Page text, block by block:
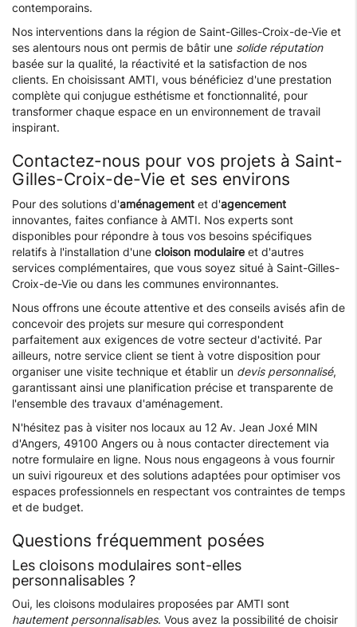
contemporains.
Nos interventions dans la région de Saint-Gilles-Croix-de-Vie et
ses alentours nous ont permis de bâtir une solide réputation
basée sur la qualité, la réactivité et la satisfaction de nos
clients. En choisissant AMTI, vous bénéficiez d'une prestation
complète qui conjugue esthétisme et fonctionnalité, pour
transformer chaque espace en un environnement de travail
inspirant.
Contactez-nous pour vos projets à Saint-
Gilles-Croix-de-Vie et ses environs
Pour des solutions d'aménagement et d'agencement
innovantes, faites confiance à AMTI. Nos experts sont
disponibles pour répondre à tous vos besoins spécifiques
relatifs à l'installation d'une cloison modulaire et d'autres
services complémentaires, que vous soyez situé à Saint-Gilles-
Croix-de-Vie ou dans les communes environnantes.
Nous offrons une écoute attentive et des conseils avisés afin de
concevoir des projets sur mesure qui correspondent
parfaitement aux exigences de votre secteur d'activité. Par
ailleurs, notre service client se tient à votre disposition pour
organiser une visite technique et établir un devis personnalisé,
garantissant ainsi une planification précise et transparente de
l'ensemble des travaux d'aménagement.
N'hésitez pas à visiter nos locaux au 12 Av. Jean Joxé MIN
d'Angers, 49100 Angers ou à nous contacter directement via
notre formulaire en ligne. Nous nous engageons à vous fournir
un suivi rigoureux et des solutions adaptées pour optimiser vos
espaces professionnels en respectant vos contraintes de temps
et de budget.
Questions fréquemment posées
Les cloisons modulaires sont-elles
personnalisables ?
Oui, les cloisons modulaires proposées par AMTI sont
hautement personnalisables. Vous avez la possibilité de choisir